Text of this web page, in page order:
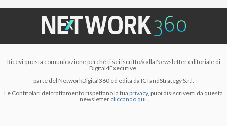
Ricevi questa comunicazione perché ti sei iscritto/a alla Newsletter editoriale di
Digital4Executive,
parte del NetworkDigital360 ed edita da ICTandStrategy S.r.l.
Le Contitolari del trattamento rispettano la tua privacy, puoi disiscriverti da questa
newsletter cliccando qui.